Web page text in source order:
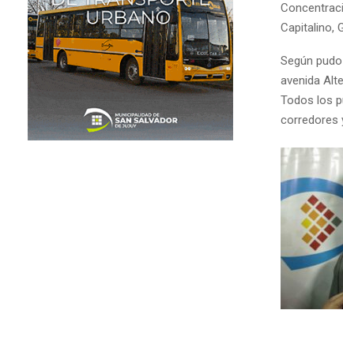
Capitalino,
Según
avenida
Todos los
corredores